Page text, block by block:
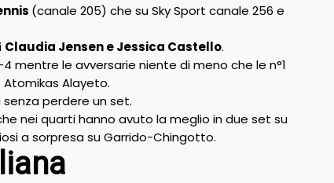
(canale 205) che su Sky Sport canale 256 e
Claudia Jensen e Jessica Castello.
le avversarie niente di meno che le n°1
Alayeto.
perdere un set.
nei quarti hanno avuto la meglio in due set su
a sorpresa su Garrido-Chingotto.